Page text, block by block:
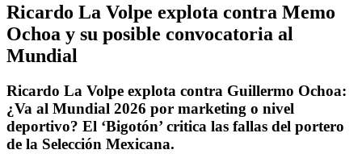
Ricardo La Volpe explota contra Memo
Ochoa y su posible convocatoria al
Mundial
Ricardo La Volpe explota contra Guillermo Ochoa:
¿Va al Mundial 2026 por marketing o nivel
deportivo? El ‘Bigotón’ critica las fallas del portero
de la Selección Mexicana.